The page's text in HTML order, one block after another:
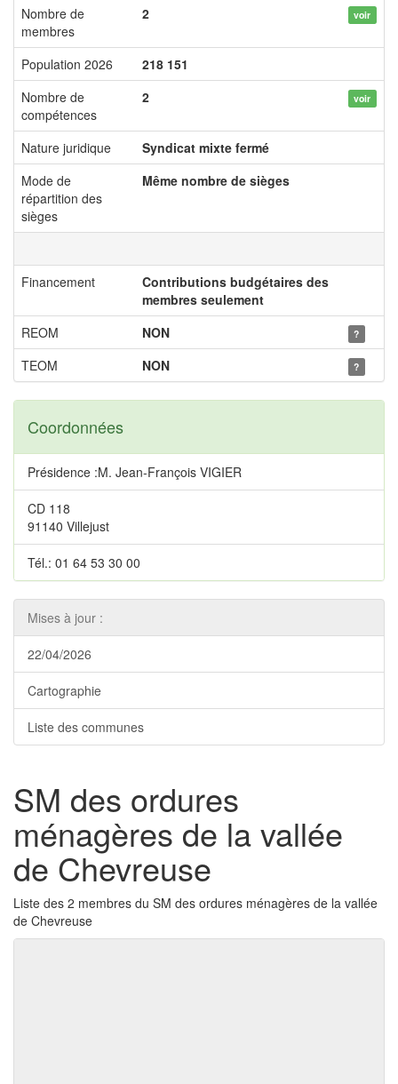
Nombre de
membres
2 voir
Population 2026
218 151
Nombre de
compétences
2 voir
Nature juridique
Syndicat mixte fermé
Mode de
répartition des
sièges
Même nombre de sièges
Financement
Contributions budgétaires des
membres seulement
REOM
NON ?
TEOM NON ?
Coordonnées
Présidence :M. Jean-François VIGIER
CD 118
91140 Villejust
Tél.: 01 64 53 30 00
Mises à jour :
22/04/2026
Cartographie
Liste des communes
SM des ordures
ménagères de la vallée
de Chevreuse
Liste des 2 membres du SM des ordures ménagères de la vallée
de Chevreuse